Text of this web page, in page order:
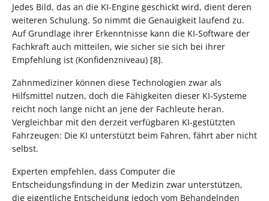
Jedes Bild, das an die KI-Engine geschickt wird, dient deren
weiteren Schulung. So nimmt die Genauigkeit laufend zu.
Auf Grundlage ihrer Erkenntnisse kann die KI-Software der
Fachkraft auch mitteilen, wie sicher sie sich bei ihrer
Empfehlung ist (Konfidenzniveau) [8].
Zahnmediziner können diese Technologien zwar als
Hilfsmittel nutzen, doch die Fähigkeiten dieser KI-Systeme
reicht noch lange nicht an jene der Fachleute heran.
Vergleichbar mit den derzeit verfügbaren KI-gestützten
Fahrzeugen: Die KI unterstützt beim Fahren, fährt aber nicht
selbst.
Experten empfehlen, dass Computer die
Entscheidungsfindung in der Medizin zwar unterstützen,
die eigentliche Entscheidung jedoch vom Behandelnden